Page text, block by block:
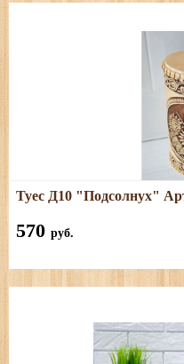
Размеры: диаметр - 10,5
Туес Д10 "Подсолнух"
570 руб.